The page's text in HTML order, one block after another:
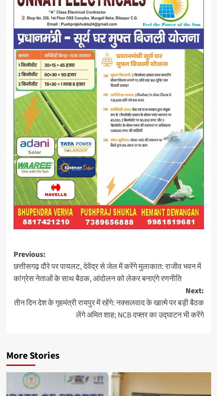
Post
navigation
Previous:
छत्तीसगढ़ दौरे पर पायलट, देवेंद्र से जेल में करेंगे मुलाकात: राजीव भवन में
कांग्रेस नेताओं के साथ बैठक, आंदोलन को लेकर बनाएंगे रणनीति
Next:
तीन दिन देश के गृहमंत्री रायपुर में रहेंगे: नक्सलवाद के खात्मे पर बड़ी बैठक
लेंगे अमित शाह; NCB दफ्तर का उद्घाटन भी करेंगे
More Stories